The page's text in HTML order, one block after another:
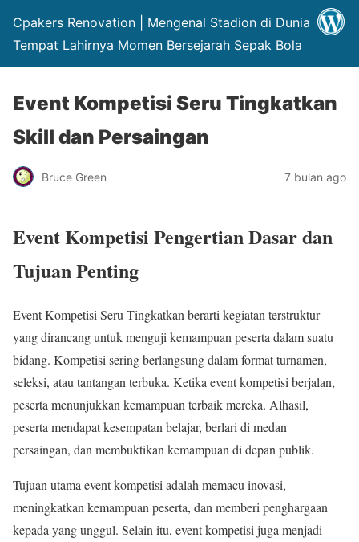
Cpakers Renovation | Mengenal Stadion di Dunia
Tempat Lahirnya Momen Bersejarah Sepak Bola
Event Kompetisi Seru Tingkatkan
Skill dan Persaingan
Bruce Green 7 bulan ago
Event Kompetisi Pengertian Dasar dan
Tujuan Penting
Event Kompetisi Seru Tingkatkan berarti kegiatan terstruktur
yang dirancang untuk menguji kemampuan peserta dalam suatu
bidang. Kompetisi sering berlangsung dalam format turnamen,
seleksi, atau tantangan terbuka. Ketika event kompetisi berjalan,
peserta menunjukkan kemampuan terbaik mereka. Alhasil,
peserta mendapat kesempatan belajar, berlari di medan
persaingan, dan membuktikan kemampuan di depan publik.
Tujuan utama event kompetisi adalah memacu inovasi,
meningkatkan kemampuan peserta, dan memberi penghargaan
kepada yang unggul. Selain itu, event kompetisi juga menjadi